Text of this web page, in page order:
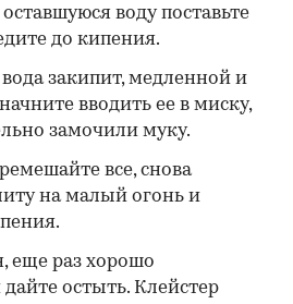
воду поставьте
до кипения.
закипит, медленной и
вводить ее в миску,
замочили муку.
все, снова
на малый огонь и
еще раз хорошо
остыть. Клейстер